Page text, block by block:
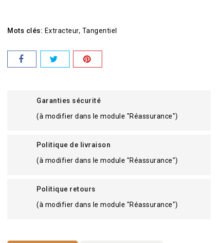
Mots clés: Extracteur Tangentiel
Garanties sécurité
(à modifier dans le module "Réassurance")
Politique de livraison
(à modifier dans le module "Réassurance")
Politique retours
(à modifier dans le module "Réassurance")